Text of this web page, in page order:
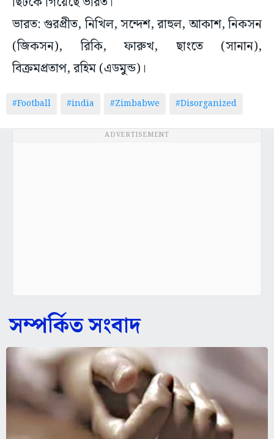
ভারত: গুরপ্রীত, নিখিল, সন্দেশ, রাহুল, আকাশ, নিকসন
(জিকসন), রিকি, ফারুখ, ছাংতে (সানান),
বিক্রমপ্রতাপ, রহিম (এডমুন্ড)।
#Football #india #Zimbabwe #Disorganized
ADVERTISEMENT
সম্পর্কিত সংবাদ